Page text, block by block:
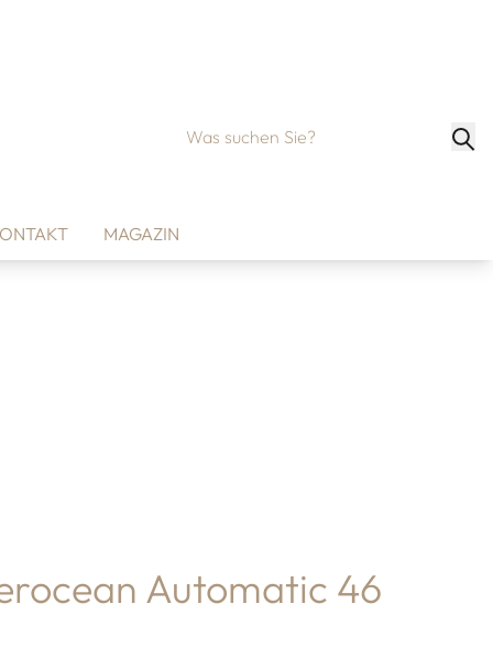
MAGAZIN
Automatic 46